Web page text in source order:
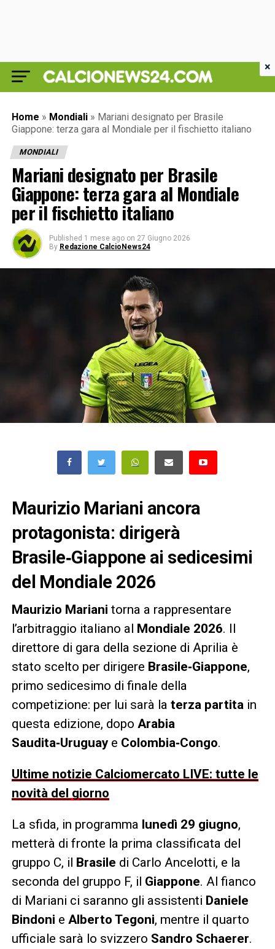
Home » Mondiali » Mariani designato per Brasile
Giappone: terza gara al Mondiale per il fischietto italiano
MONDIALI
Mariani designato per Brasile
Giappone: terza gara al Mondiale
per il fischietto italiano
Published 1 mese ago on 27 Giugno 2026
By Redazione CalcioNews24
Maurizio Mariani ancora
protagonista: dirigerà
Brasile‑Giappone ai sedicesimi
del Mondiale 2026
Maurizio Mariani torna a rappresentare
l’arbitraggio italiano al Mondiale 2026. Il
direttore di gara della sezione di Aprilia è
stato scelto per dirigere Brasile‑Giappone,
primo sedicesimo di finale della
competizione: per lui sarà la terza partita in
questa edizione, dopo Arabia
Saudita‑Uruguaye Colombia‑Congo.
Ultime notizie Calciomercato LIVE: tutte le
novità del giorno
La sfida, in programma lunedì 29 giugno,
metterà di fronte la prima classificata del
gruppo C, il Brasile di Carlo Ancelotti, e la
seconda del gruppo F, il Giappone. Al fianco
di Mariani ci saranno gli assistenti Daniele
Bindoni e Alberto Tegoni, mentre il quarto
ufficiale sarà lo svizzero Sandro Schaerer.
×